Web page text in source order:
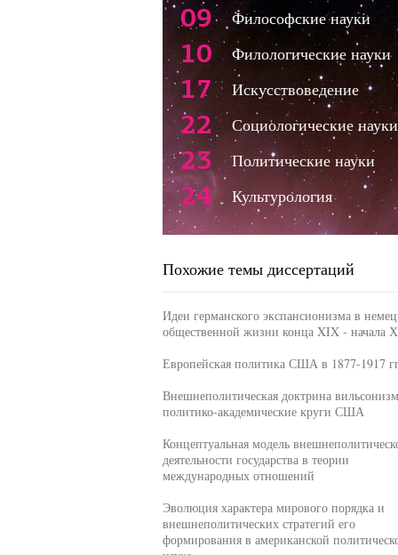
09 Философские науки
10 Филологические науки
17 Искусствоведение
22 Социологические науки
23 Политические науки
24 Культурология
Похожие темы диссертаций
Идеи германского экспансионизма в
общественной жизни конца XIX - начала
Европейская политика США в 1877-1917
Внешнеполитическая доктрина
политико-академические круги США
Концептуальная модель
деятельности государства в теории
международных отношений
Эволюция характера мирового порядка и
внешнеполитических стратегий его
формирования в американской